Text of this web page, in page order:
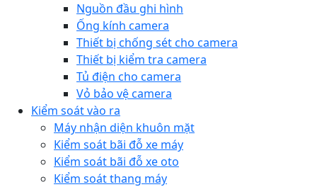
Nguồn đầu ghi hình
Ống kính camera
Thiết bị chống sét cho camera
Thiết bị kiểm tra camera
Tủ điện cho camera
Vỏ bảo vệ camera
Kiểm soát vào ra
Máy nhận diện khuôn mặt
Kiểm soát bãi đỗ xe máy
Kiểm soát bãi đỗ xe oto
Kiểm soát thang máy